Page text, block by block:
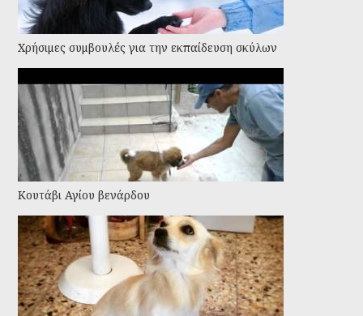
Χρήσιμες συμβουλές για την εκπαίδευση σκύλων
Κουτάβι Αγίου βενάρδου